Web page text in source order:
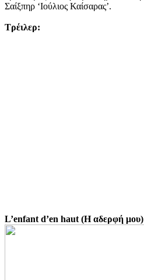
Σαίξπηρ ‘Ιούλιος Καίσαρας’.
Τρέιλερ:
L’enfant d’en haut (Η αδερφή μου)